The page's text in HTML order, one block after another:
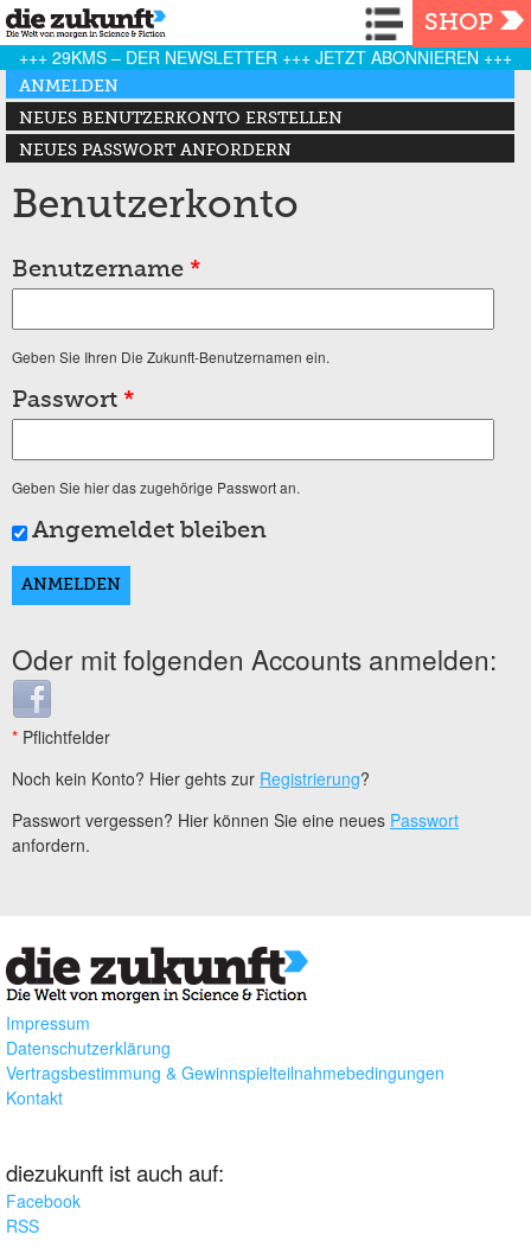
Navigation
SHOP
+++ 29KMS – DER NEWSLETTER +++ JETZT ABONNIEREN +++
Haupt-Reiter
ANMELDEN
(AKTIVER REITER)
NEUES BENUTZERKONTO ERSTELLEN
NEUES PASSWORT ANFORDERN
Benutzerkonto
Benutzername *
Geben Sie Ihren Die Zukunft-Benutzernamen ein.
Passwort *
Geben Sie hier das zugehörige Passwort an.
Angemeldet bleiben
Oder mit folgenden Accounts anmelden:
Login with Facebook
* Pflichtfelder
Noch kein Konto? Hier gehts zur Registrierung?
Passwort vergessen? Hier können Sie eine neues Passwort
anfordern.
Impressum
Datenschutzerklärung
Vertragsbestimmung & Gewinnspielteilnahmebedingungen
Kontakt
diezukunft ist auch auf:
Facebook
RSS